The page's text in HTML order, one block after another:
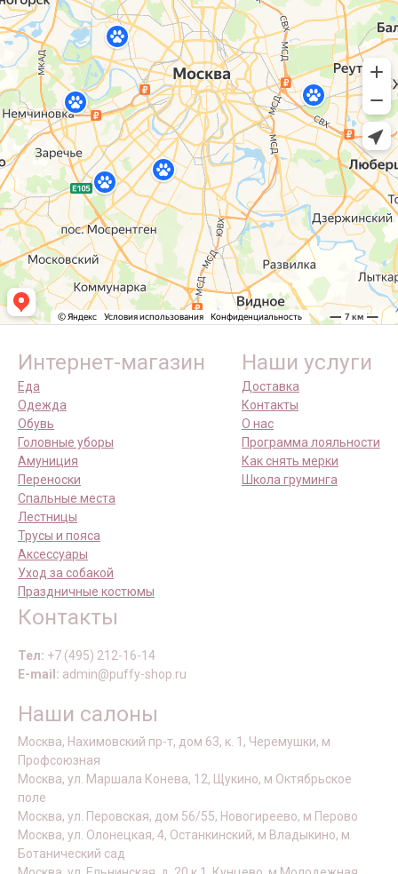
Интернет-магазин
Еда
Одежда
Обувь
Головные уборы
Амуниция
Переноски
Спальные места
Лестницы
Трусы и пояса
Аксессуары
Уход за собакой
Праздничные костюмы
Наши услуги
Доставка
Контакты
О нас
Программа лояльности
Как снять мерки
Школа груминга
Контакты
Тел: +7 (495) 212-16-14
E-mail: admin@puffy-shop.ru
Наши салоны
Москва, Нахимовский пр-т, дом 63, к. 1, Черемушки, м
Профсоюзная
Москва, ул. Маршала Конева, 12, Щукино, м Октябрьское
поле
Москва, ул. Перовская, дом 56/55, Новогиреево, м Перово
Москва, ул. Олонецкая, 4, Останкинский, м Владыкино, м
Ботанический сад